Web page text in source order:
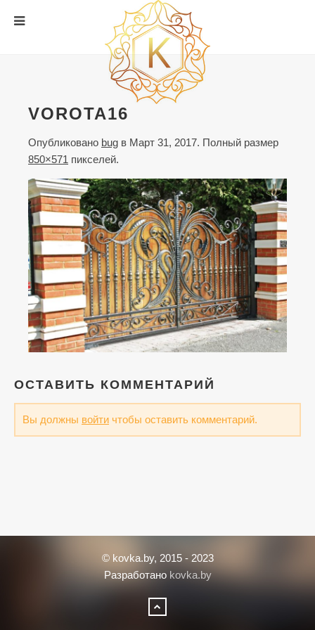
VOROTA16
Опубликовано bug в Март 31, 2017. Полный размер
850×571 пикселей.
ОСТАВИТЬ КОММЕНТАРИЙ
Вы должны войти чтобы оставить комментарий.
© kovka.by, 2015 - 2023
Разработано kovka.by